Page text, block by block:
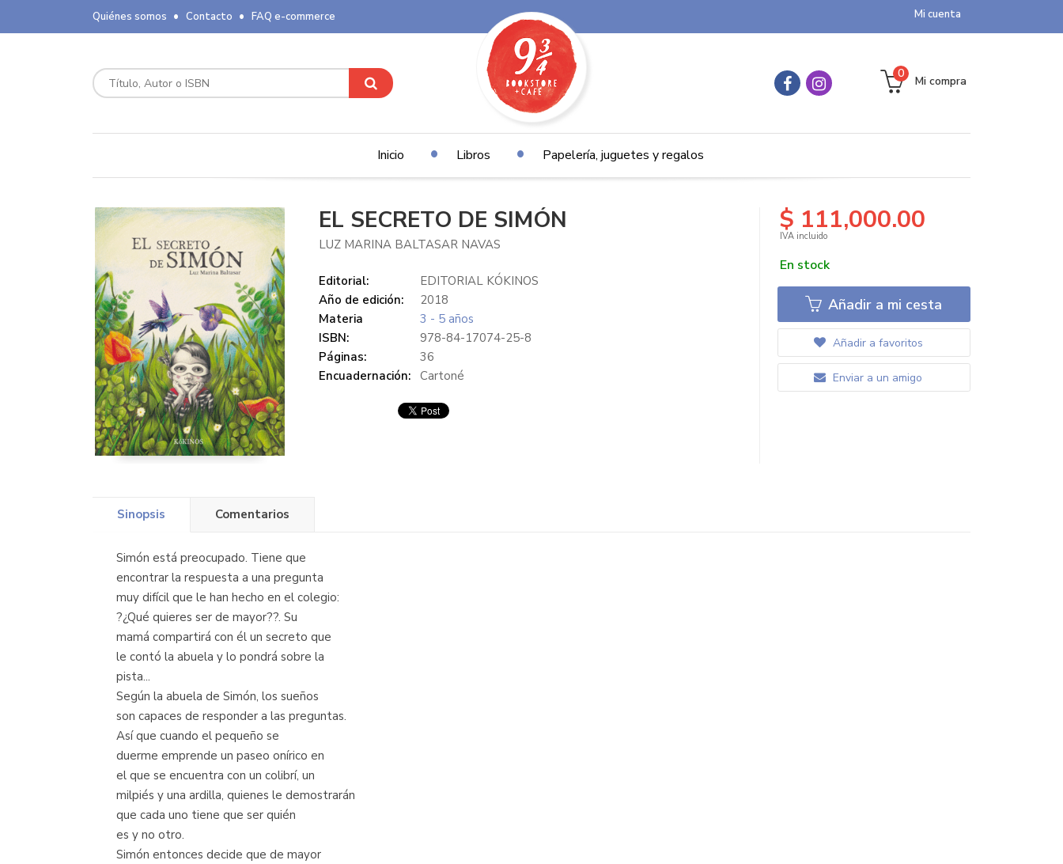
Mi cuenta
Quiénes somos Contacto FAQ e-commerce
Mi compra
0
Inicio Libros Papelería, juguetes y regalos
EL SECRETO DE SIMÓN
LUZ MARINA BALTASAR NAVAS
Editorial:
EDITORIAL KÓKINOS
Año de edición:
2018
Materia
3 - 5 años
ISBN:
978-84-17074-25-8
Páginas:
36
Encuadernación:
Cartoné
$ 111,000.00
IVA incluido
En stock
Añadir a mi cesta
Añadir a favoritos
Enviar a un amigo
Sinopsis Comentarios
Simón está preocupado. Tiene que
encontrar la respuesta a una pregunta
muy difícil que le han hecho en el colegio:
?¿Qué quieres ser de mayor??. Su
mamá compartirá con él un secreto que
le contó la abuela y lo pondrá sobre la
pista...
Según la abuela de Simón, los sueños
son capaces de responder a las preguntas.
Así que cuando el pequeño se
duerme emprende un paseo onírico en
el que se encuentra con un colibrí, un
milpiés y una ardilla, quienes le demostrarán
que cada uno tiene que ser quién
es y no otro.
Simón entonces decide que de mayor